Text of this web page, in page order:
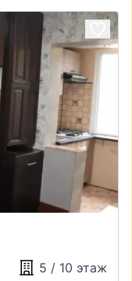
5 / 10 этаж